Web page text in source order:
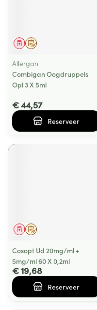
Op voorschrift
Geneesmiddel
Allergan
Combigan Oogdruppels
Opl 3 X 5ml
€ 44,57
Reserveer
Op voorschrift
Geneesmiddel
Cosopt Ud 20mg/ml +
5mg/ml 60 X 0,2ml
€ 19,68
Reserveer